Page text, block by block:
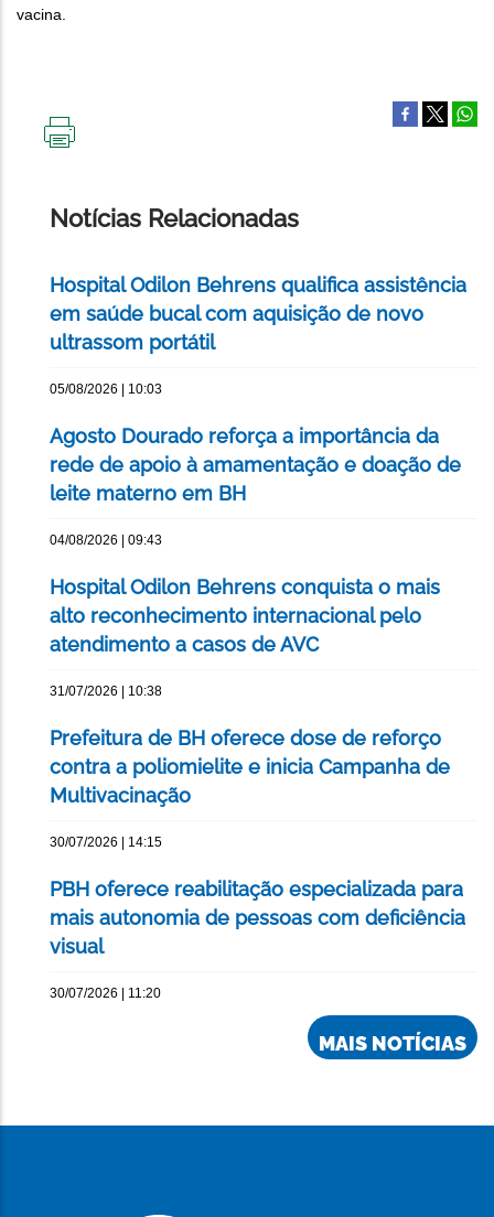
vacina.
Notícias Relacionadas
Hospital Odilon Behrens qualifica assistência
em saúde bucal com aquisição de novo
ultrassom portátil
05/08/2026 | 10:03
Agosto Dourado reforça a importância da
rede de apoio à amamentação e doação de
leite materno em BH
04/08/2026 | 09:43
Hospital Odilon Behrens conquista o mais
alto reconhecimento internacional pelo
atendimento a casos de AVC
31/07/2026 | 10:38
Prefeitura de BH oferece dose de reforço
contra a poliomielite e inicia Campanha de
Multivacinação
30/07/2026 | 14:15
PBH oferece reabilitação especializada para
mais autonomia de pessoas com deficiência
visual
30/07/2026 | 11:20
MAIS NOTÍCIAS